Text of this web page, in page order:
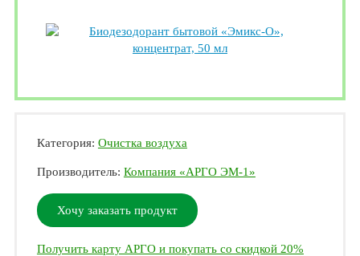
Категория: Очистка воздуха
Производитель: Компания «АРГО ЭМ-1»
Хочу заказать продукт
Получить карту АРГО и покупать со скидкой 20%